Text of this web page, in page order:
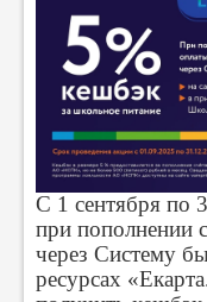
С 1 сентября по
при пополнении
через Систему
ресурсах